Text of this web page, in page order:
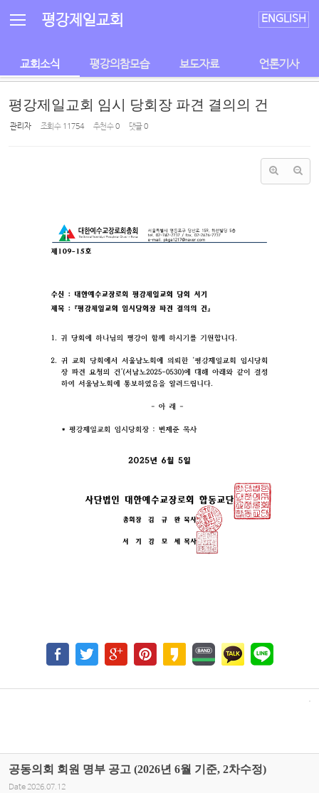
평강제일교회 ENGLISH
교회소식 평강의참모습 보도자료 언론기사
평강제일교회 임시 당회장 파견 결의의 건
관리자 조회 수 11754 추천 수0 댓글0
공동의회 회원 명부 공고 (2026년 6월 기준, 2차수정)
Date 2026.07.12